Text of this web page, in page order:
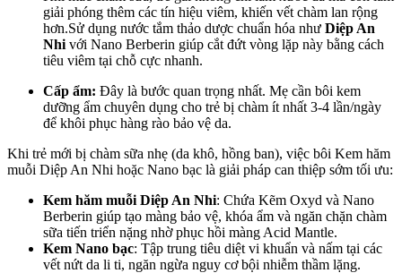
giải phóng thêm các tín hiệu viêm, khiến vết chàm lan rộng
hơn.Sử dụng nước tắm thảo dược chuẩn hóa như Diệp An
Nhi với Nano Berberin giúp cắt đứt vòng lặp này bằng cách
tiêu viêm tại chỗ cực nhanh.
Cấp ẩm: Đây là bước quan trọng nhất. Mẹ cần bôi kem
dưỡng ẩm chuyên dụng cho trẻ bị chàm ít nhất 3-4 lần/ngày
để khôi phục hàng rào bảo vệ da.
Khi trẻ mới bị chàm sữa nhẹ (da khô, hồng ban), việc bôi Kem hăm
muỗi Diệp An Nhi hoặc Nano bạc là giải pháp can thiệp sớm tối ưu:
Kem hăm muỗi Diệp An Nhi: Chứa Kẽm Oxyd và Nano
Berberin giúp tạo màng bảo vệ, khóa ẩm và ngăn chặn chàm
sữa tiến triển nặng nhờ phục hồi màng Acid Mantle.
Kem Nano bạc: Tập trung tiêu diệt vi khuẩn và nấm tại các
vết nứt da li ti, ngăn ngừa nguy cơ bội nhiễm thầm lặng.